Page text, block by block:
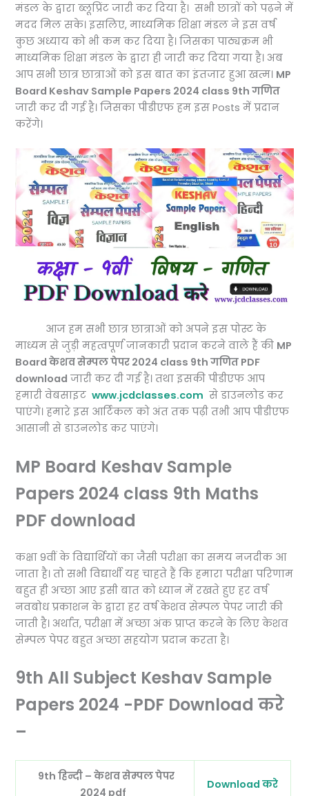
मंडल के द्वारा ब्लूप्रिंट जारी कर दिया है। सभी छात्रों को पढ़ने में
मदद मिल सके। इसलिए, माध्यमिक शिक्षा मंडल ने इस वर्ष
कुछ अध्याय को भी कम कर दिया है। जिसका पाठ्यक्रम भी
माध्यमिक शिक्षा मंडल के द्वारा ही जारी कर दिया गया है। अब
आप सभी छात्र छात्राओं को इस बात का इंतजार हुआ खत्म। MP
Board Keshav Sample Papers 2024 class 9th गणित
जारी कर दी गई है। जिसका पीडीएफ हम इस Posts में प्रदान
करेंगे।
आज हम सभी छात्र छात्राओं को अपने इस पोस्ट के
माध्यम से जुड़ी महत्वपूर्ण जानकारी प्रदान करने वाले हैं की MP
Board केशव सेम्पल पेपर 2024 class 9th गणित PDF
download जारी कर दी गई है। तथा इसकी पीडीएफ आप
हमारी वेबसाइटwww.jcdclasses.com से डाउनलोड कर
पाएंगे। हमारे इस आर्टिकल को अंत तक पढ़ी तभी आप पीडीएफ
आसानी से डाउनलोड कर पाएंगे।
MP Board Keshav Sample
Papers 2024 class 9th Maths
PDF download
कक्षा 9वीं के विद्यार्थियों का जैसी परीक्षा का समय नजदीक आ
जाता है। तो सभी विद्यार्थी यह चाहते हैं कि हमारा परीक्षा परिणाम
बहुत ही अच्छा आए इसी बात को ध्यान में रखते हुए हर वर्ष
नवबोध प्रकाशन के द्वारा हर वर्ष केशव सेम्पल पेपर जारी की
जाती है। अर्थात, परीक्षा में अच्छा अंक प्राप्त करने के लिए केशव
सेम्पल पेपर बहुत अच्छा सहयोग प्रदान करता है।
9th All Subject Keshav Sample
Papers 2024 -PDF Download करे
–
9th हिन्दी – केशव सेम्पल पेपर
2024 pdf
Download करे